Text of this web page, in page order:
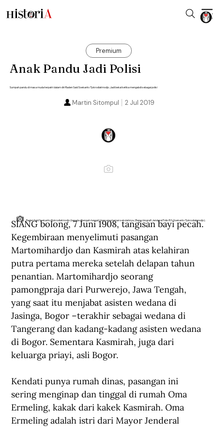
Premium
Anak Pandu Jadi Polisi
Sumpah pandu di masa muda terpatri dalam diri Raden Said Soekanto Tjokrodiatmodjo. Jadi bekal ketika mengabdi sebagai polisi
2 Jul 2019
Martin Sitompul
Raden Said Soekanto Tjokrodiatmodjo (berada ditengah-tengah) bersama teman sekolahnya. (Repro biografi Jenderal Polisi R.S. Soekanto Tjokrodiatmodjo).
SIANG bolong, 7 Juni 1908, tangisan bayi pecah.
Kegembiraan menyelimuti pasangan
Martomihardjo dan Kasmirah atas kelahiran
putra pertama mereka setelah delapan tahun
penantian. Martomihardjo seorang
pamongpraja dari Purwerejo, Jawa Tengah,
yang saat itu menjabat asisten wedana di
Jasinga, Bogor –terakhir sebagai wedana di
Tangerang dan kadang-kadang asisten wedana
di Bogor. Sementara Kasmirah, juga dari
keluarga priayi, asli Bogor.
Kendati punya rumah dinas, pasangan ini
sering menginap dan tinggal di rumah Oma
Ermeling, kakak dari kakek Kasmirah. Oma
Ermeling adalah istri dari Mayor Jenderal